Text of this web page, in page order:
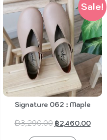
Sale!
Signature 062 :: Maple
฿3,290.00 ฿2,460.00